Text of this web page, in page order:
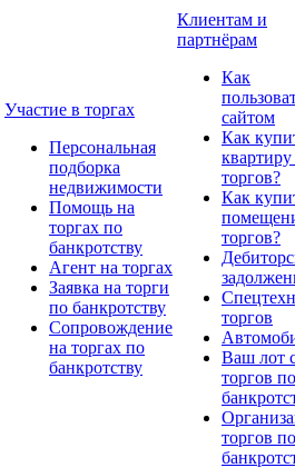
Участие в торгах
Персональная
подборка
недвижимости
Помощь на
торгах по
банкротству
Агент на торгах
Заявка на торги
по банкротству
Сопровождение
на торгах по
банкротству
Клиентам и
партнёрам
Как
сайтом
Как
квартиру
торгов?
Как
торгов?
торгов
Ваш лот
торгов по
торгов по